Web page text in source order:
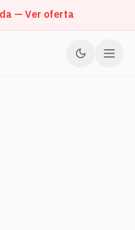
— Ver oferta